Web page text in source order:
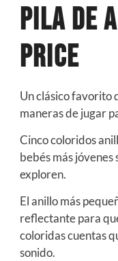
Pila de
Price
Un clásico favorito
maneras de jugar
Cinco coloridos
bebés más
exploren.
El anillo más
reflectante para
coloridas cuentas
sonido.